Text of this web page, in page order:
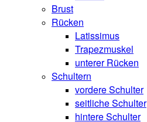
Brust
Rücken
Latissimus
Trapezmuskel
unterer Rücken
Schultern
vordere Schulter
seitliche Schulter
hintere Schulter